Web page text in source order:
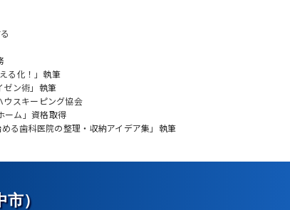
る化！」執筆
ン術」執筆
スキーピング協会
ム」資格取得
る歯科医院の整理・収納アイデア集」執筆
）